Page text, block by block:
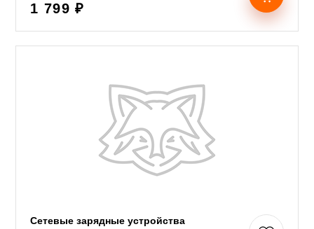
1 799 ₽
Сетевые зарядные устройства